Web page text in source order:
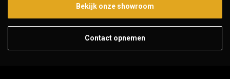
Bekijk onze showroom
Contact opnemen